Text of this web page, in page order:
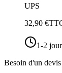
UPS
32,90 €
1-2
Besoin d'un